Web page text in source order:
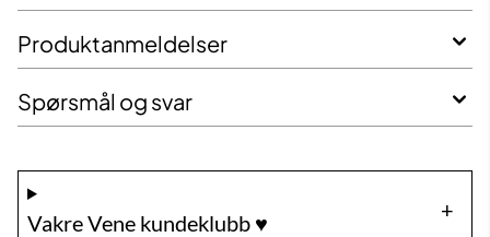
Produktanmeldelser
Spørsmål og svar
Vakre Vene kundeklubb ♥️